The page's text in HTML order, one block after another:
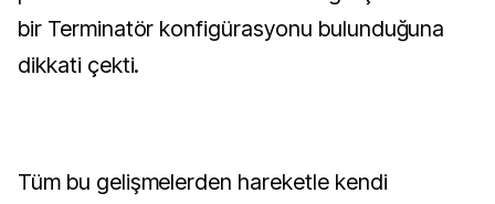
bir Terminatör konfigürasyonu bulunduğuna
dikkati çekti.
Tüm bu gelişmelerden hareketle kendi